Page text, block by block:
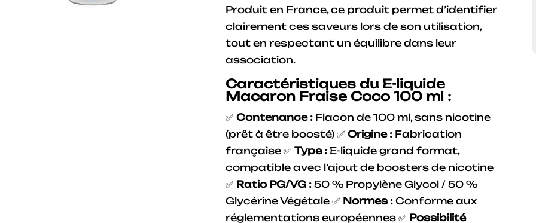
Produit en France, ce produit permet d’identifier
clairement ces saveurs lors de son utilisation,
tout en respectant un équilibre dans leur
association.
Caractéristiques du E-liquide
Macaron Fraise Coco 100 ml :
✅Contenance : Flacon de 100 ml, sans nicotine
(prêt à être boosté) ✅Origine : Fabrication
française ✅Type : E-liquide grand format,
compatible avec l’ajout de boosters de nicotine
✅ Ratio PG/VG : 50 % Propylène Glycol / 50 %
Glycérine Végétale ✅ Normes : Conforme aux
réglementations européennes ✅ Possibilité